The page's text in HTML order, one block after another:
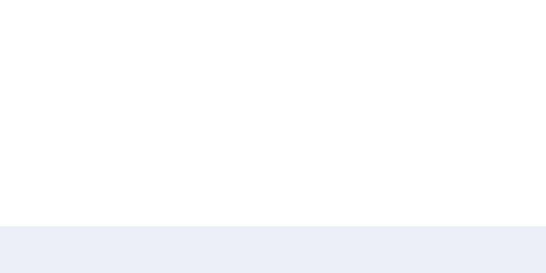
、赤い大きな竜の国にあっても汚れを捨てて清められる